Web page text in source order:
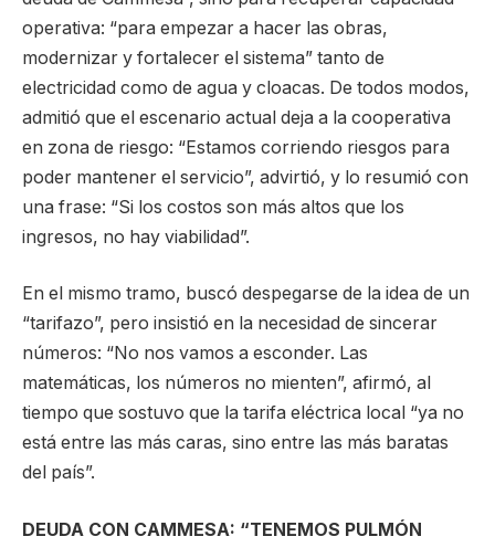
operativa: “para empezar a hacer las obras,
modernizar y fortalecer el sistema” tanto de
electricidad como de agua y cloacas. De todos modos,
admitió que el escenario actual deja a la cooperativa
en zona de riesgo: “Estamos corriendo riesgos para
poder mantener el servicio”, advirtió, y lo resumió con
una frase: “Si los costos son más altos que los
ingresos, no hay viabilidad”.
En el mismo tramo, buscó despegarse de la idea de un
“tarifazo”, pero insistió en la necesidad de sincerar
números: “No nos vamos a esconder. Las
matemáticas, los números no mienten”, afirmó, al
tiempo que sostuvo que la tarifa eléctrica local “ya no
está entre las más caras, sino entre las más baratas
del país”.
DEUDA CON CAMMESA: “TENEMOS PULMÓN